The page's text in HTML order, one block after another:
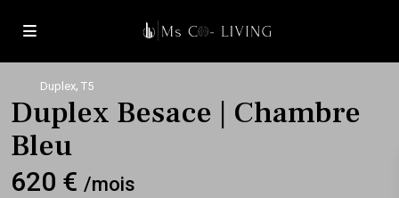
Duplex, T5
Duplex Besace | Chambre
Bleu
620 € /mois